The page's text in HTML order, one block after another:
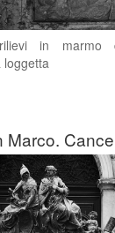
in marmo
loggetta
Marco.